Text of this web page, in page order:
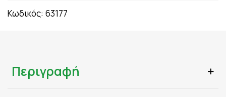
Κωδικός: 63177
Περιγραφή